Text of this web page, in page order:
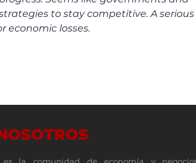
to stay competitive. A serious
economic losses.
es la comunidad de economía y